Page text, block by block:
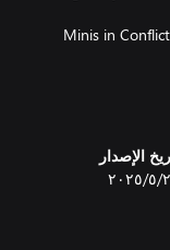
Minis in
الإصدار